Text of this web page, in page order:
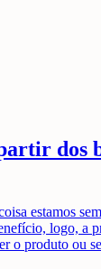
dos
estamos
logo, a
o produto ou